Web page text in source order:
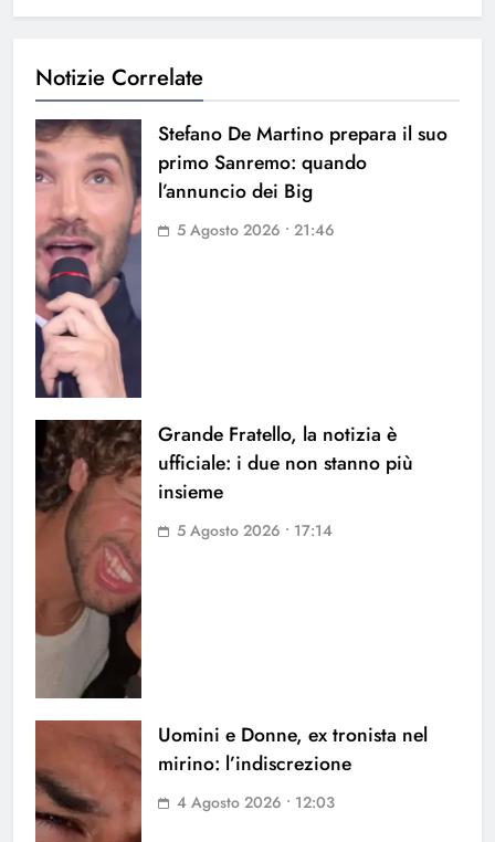
Notizie Correlate
Stefano De Martino prepara il suo
primo Sanremo: quando
l’annuncio dei Big
5 Agosto 2026 • 21:46
Grande Fratello, la notizia è
ufficiale: i due non stanno più
insieme
5 Agosto 2026 • 17:14
Uomini e Donne, ex tronista nel
mirino: l’indiscrezione
4 Agosto 2026 • 12:03